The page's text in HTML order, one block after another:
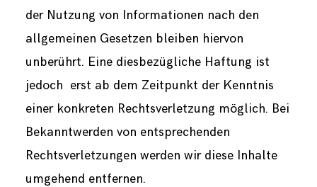
der Nutzung von Informationen nach den
allgemeinen Gesetzen bleiben hiervon
unberührt. Eine diesbezügliche Haftung ist
jedoch ​ erst ab dem Zeitpunkt der Kenntnis
einer konkreten Rechtsverletzung möglich. Bei
Bekanntwerden von entsprechenden
Rechtsverletzungen werden wir diese Inhalte
umgehend entfernen.